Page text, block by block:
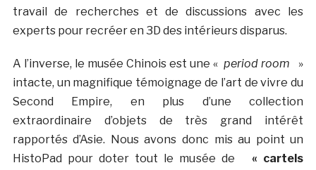
travail de recherches et de discussions avec les
experts pour recréer en 3D des intérieurs disparus.
A l’inverse, le musée Chinois est une « period room »
intacte, un magnifique témoignage de l’art de vivre du
Second Empire, en plus d’une collection
extraordinaire d’objets de très grand intérêt
rapportés d’Asie. Nous avons donc mis au point un
HistoPad pour doter tout le musée de
« cartels